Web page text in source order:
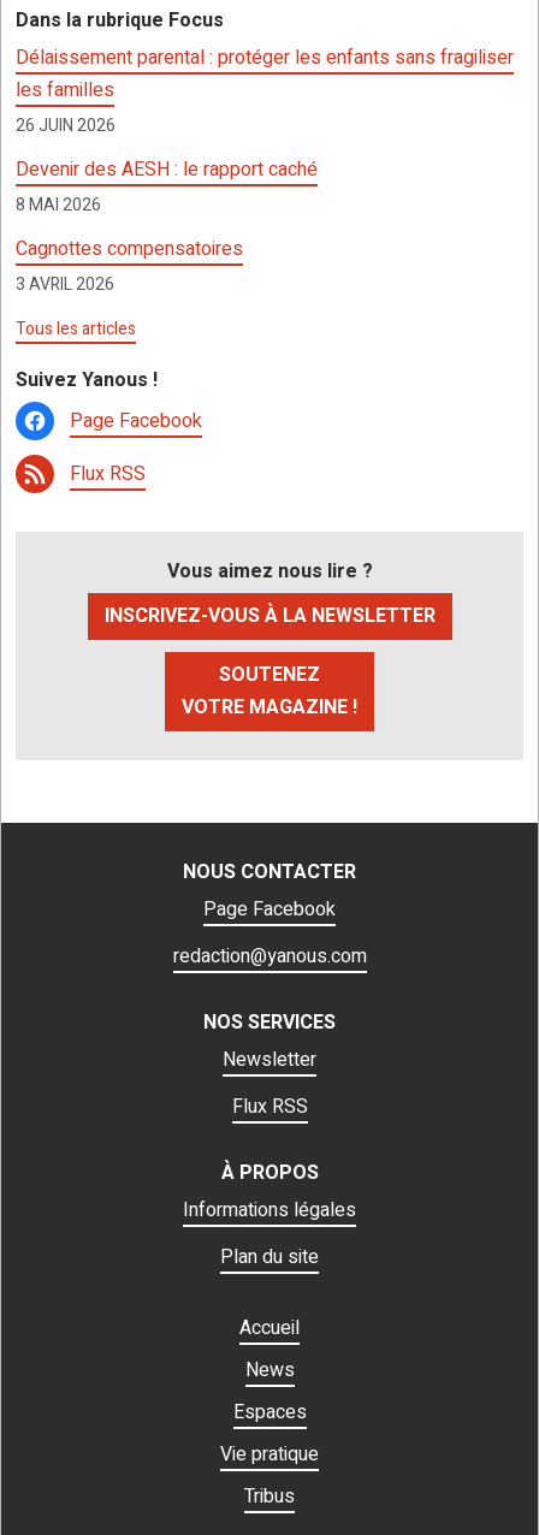
o
o
k
A
p
g
er
c
h
er
Dans la rubrique Focus
Délaissement parental : protéger les enfants sans fragiliser
les familles
26 JUIN 2026
Devenir des AESH : le rapport caché
8 MAI 2026
Cagnottes compensatoires
3 AVRIL 2026
Tous les articles
Suivez Yanous !
Page Facebook
Flux RSS
Vous aimez nous lire ?
INSCRIVEZ-VOUS À LA NEWSLETTER
SOUTENEZ
VOTRE MAGAZINE !
NOUS CONTACTER
Page Facebook
redaction@yanous.com
NOS SERVICES
Newsletter
Flux RSS
À PROPOS
Informations légales
Plan du site
Accueil
News
Espaces
Vie pratique
Tribus